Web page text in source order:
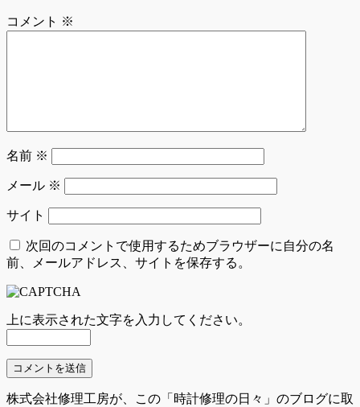
コメント ※
名前 ※
メール ※
サイト
次回のコメントで使用するためブラウザーに自分の名
前、メールアドレス、サイトを保存する。
上に表示された文字を入力してください。
株式会社修理工房が、この「時計修理の日々」のブログに取